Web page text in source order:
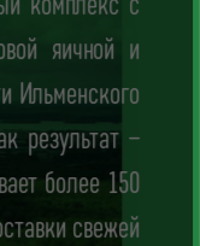
яичной и
Ильменского
результат –
более 150
свежей